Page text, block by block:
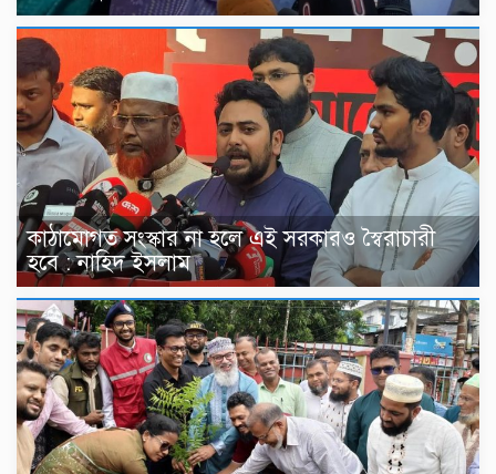
কাঠামোগত সংস্কার না হলে এই সরকারও স্বৈরাচারী
হবে : নাহিদ ইসলাম